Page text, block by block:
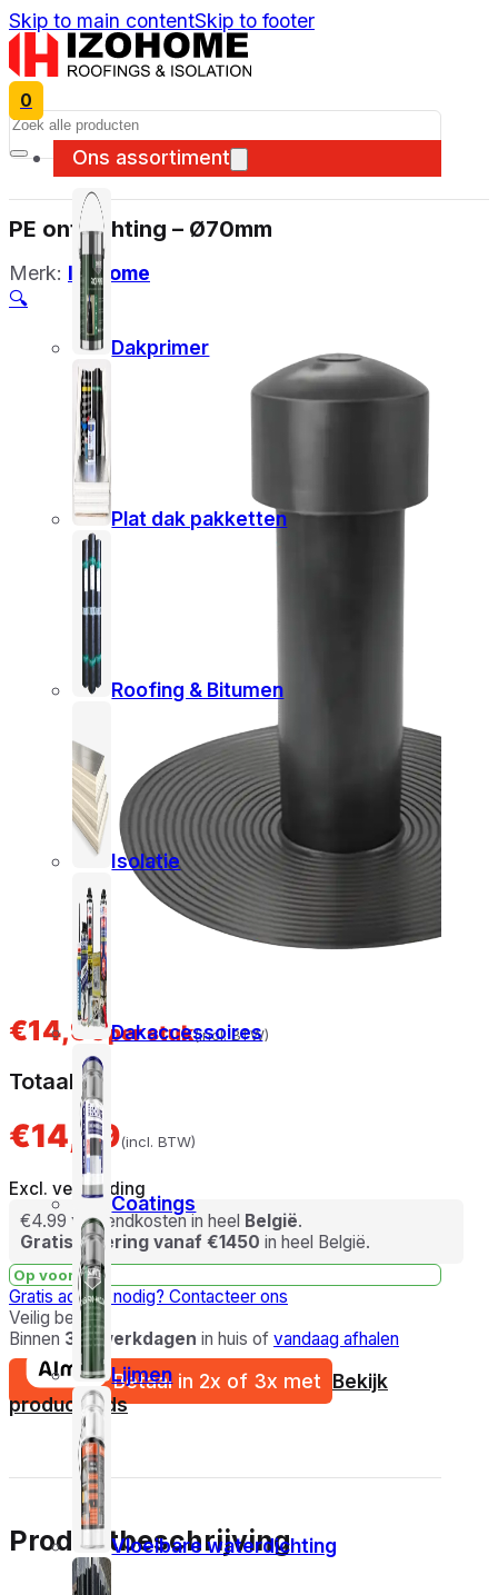
Skip to main contentSkip to footer
0
Ons assortiment
Dakprimer
Plat dak pakketten
Roofing & Bitumen
Isolatie
Dakaccessoires
Coatings
Lijmen
Vloeibare waterdichting
Search
PE ontluchting – Ø70mm
Merk: Izohome
🔍
€14,99per stuk(incl. BTW)
Totaal
€14,99(incl. BTW)
Excl. verzending
€4.99 verzendkosten in heel België.
Gratis levering vanaf €1450 in heel België.
Op voorraad
Gratis advies nodig? Contacteer ons
Veilig betalen
Binnen 3-5 werkdagen in huis of vandaag afhalen
Betaal in 2x of 3x met Bekijk
product gids
Productbeschrijving